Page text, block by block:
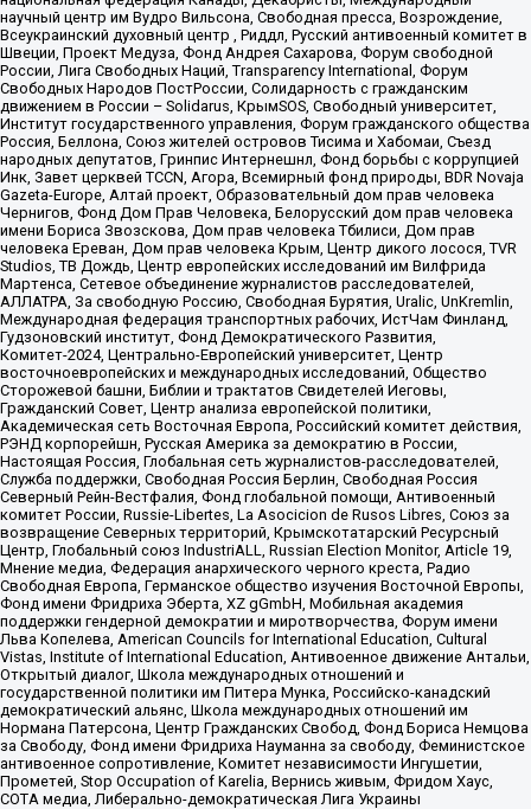
научный центр им Вудро Вильсона, Свободная пресса, Возрождение,
Всеукраинский духовный центр , Риддл, Русский антивоенный комитет в
Швеции, Проект Медуза, Фонд Андрея Сахарова, Форум свободной
России, Лига Свободных Наций, Transparеncy International, Форум
Свободных Народов ПостРоссии, Солидарность с гражданским
движением в России – Solidarus, КрымSOS, Свободный университет,
Институт государственного управления, Форум гражданского общества
Россия, Беллона, Союз жителей островов Тисима и Хабомаи, Съезд
народных депутатов, Гринпис Интернешнл, Фонд борьбы с коррупцией
Инк, Завет церквей TCCN, Агора, Всемирный фонд природы, BDR Novaja
Gazeta-Europe, Алтай проект, Образовательный дом прав человека
Чернигов, Фонд Дом Прав Человека, Белорусский дом прав человека
имени Бориса Звозскова, Дом прав человека Тбилиси, Дом прав
человека Ереван, Дом прав человека Крым, Центр дикого лосося, TVR
Studios, ТВ Дождь, Центр европейских исследований им Вилфрида
Мартенса, Сетевое объединение журналистов расследователей,
АЛЛАТРА, За свободную Россию, Свободная Бурятия, Uralic, UnKremlin,
Международная федерация транспортных рабочих, ИстЧам Финланд,
Гудзоновский институт, Фонд Демократического Развития,
Комитет-2024, Центрально-Европейский университет, Центр
восточноевропейских и международных исследований, Общество
Сторожевой башни, Библии и трактатов Свидетелей Иеговы,
Гражданский Совет, Центр анализа европейской политики,
Академическая сеть Восточная Европа, Российский комитет действия,
РЭНД корпорейшн, Русская Америка за демократию в России,
Настоящая Россия, Глобальная сеть журналистов-расследователей,
Служба поддержки, Свободная Россия Берлин, Свободная Россия
Северный Рейн-Вестфалия, Фонд глобальной помощи, Антивоенный
комитет России, Russie-Libertes, La Asocicion de Rusos Libres, Союз за
возвращение Северных территорий, Крымскотатарский Ресурсный
Центр, Глобальный союз IndustriALL, Russian Election Monitor, Article 19,
Мнение медиа, Федерация анархического черного креста, Радио
Свободная Европа, Германское общество изучения Восточной Европы,
Фонд имени Фридриха Эберта, XZ gGmbH, Мобильная академия
поддержки гендерной демократии и миротворчества, Форум имени
Льва Копелева, American Councils for International Education, Cultural
Vistas, Institute of International Education, Антивоенное движение Антальи,
Открытый диалог, Школа международных отношений и
государственной политики им Питера Мунка, Российско-канадский
демократический альянс, Школа международных отношений им
Нормана Патерсона, Центр Гражданских Свобод, Фонд Бориса Немцова
за Свободу, Фонд имени Фридриха Науманна за свободу, Феминистское
антивоенное сопротивление, Комитет независимости Ингушетии,
Прометей, Stop Occupation of Karelia, Вернись живым, Фридом Хаус,
СОТА медиа, Либерально-демократическая Лига Украины